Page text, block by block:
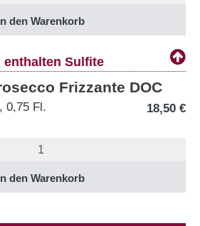
enthalten Sulfite
Frizzante DOC
0,75 Fl. 18,50 €